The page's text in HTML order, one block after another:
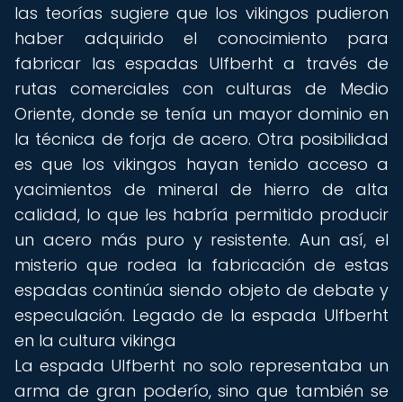
las teorías sugiere que los vikingos pudieron
haber adquirido el conocimiento para
fabricar las espadas Ulfberht a través de
rutas comerciales con culturas de Medio
Oriente, donde se tenía un mayor dominio en
la técnica de forja de acero. Otra posibilidad
es que los vikingos hayan tenido acceso a
yacimientos de mineral de hierro de alta
calidad, lo que les habría permitido producir
un acero más puro y resistente. Aun así, el
misterio que rodea la fabricación de estas
espadas continúa siendo objeto de debate y
especulación. Legado de la espada Ulfberht
en la cultura vikinga
La espada Ulfberht no solo representaba un
arma de gran poderío, sino que también se